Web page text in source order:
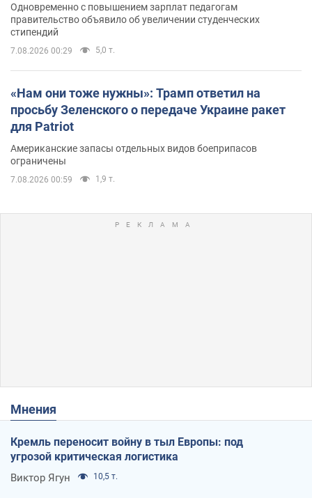
Одновременно с повышением зарплат педагогам
правительство объявило об увеличении студенческих
стипендий
7.08.2026 00:29 5,0 т.
«Нам они тоже нужны»: Трамп ответил на
просьбу Зеленского о передаче Украине ракет
для Patriot
Американские запасы отдельных видов боеприпасов
ограничены
7.08.2026 00:59 1,9 т.
Мнения
Кремль переносит войну в тыл Европы: под
угрозой критическая логистика
Виктор Ягун 10,5 т.